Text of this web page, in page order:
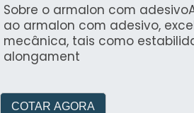
Sobre o armalon com
ao armalon com adesivo,
mecânica, tais como
alongament
COTAR AGORA